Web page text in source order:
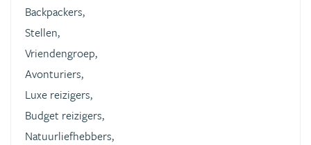
Backpackers,
Stellen,
Vriendengroep,
Avonturiers,
Luxe reizigers,
Budget reizigers,
Natuurliefhebbers,